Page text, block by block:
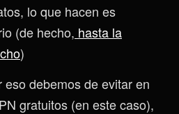
lo que hacen es
(de hecho, hasta la
)
debemos de evitar en
gratuitos (en este caso),